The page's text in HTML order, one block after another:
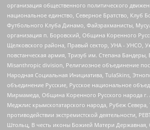
организация общественного политического
национальное единство, Северное Братство, Клуб
Футбольного Клуба Динамо, Файзрахманисты,
организация п. Боровский, Община Коренного
Щелковского района, Правый сектор, УНА - УНСО,
повстанческая армия, Тризуб им. Степана Бандеры,
Misanthropic division, Религиозное объединение
Народная Социальная Инициатива, TulaSkins,
объединение Русские, Русское национальное
Мирмамеда, Община Коренного Русского народа г.
Меджлис крымскотатарского народа, Рубеж
противодействии экстремистской деятельности,
Штольц, В честь иконы Божией Матери Державная,